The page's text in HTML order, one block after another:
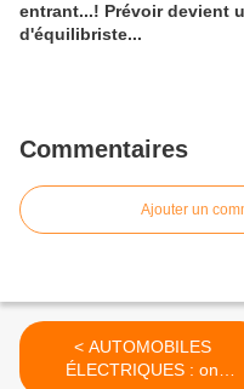
entrant...! Prévoir devient
d'équilibriste...
Commentaires
Ajouter un
< AUTOMOBILES
ÉLECTRIQUES : on